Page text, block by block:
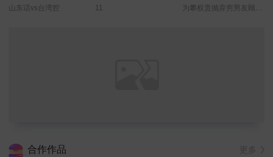
山东话vs台湾腔 11 为攀权贵抛弃穷男友顾寒的林浅浅
合作作品